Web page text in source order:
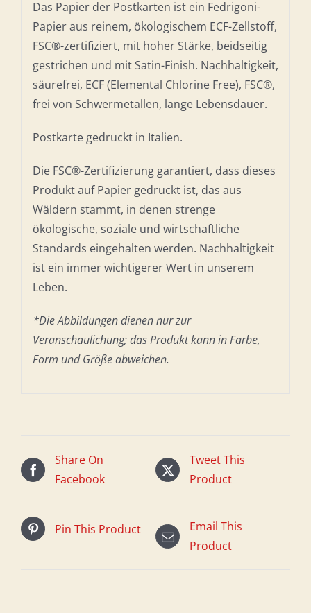
Das Papier der Postkarten ist ein Fedrigoni-
Papier aus reinem, ökologischem ECF-Zellstoff,
FSC®-zertifiziert, mit hoher Stärke, beidseitig
gestrichen und mit Satin-Finish. Nachhaltigkeit,
säurefrei, ECF (Elemental Chlorine Free), FSC®,
frei von Schwermetallen, lange Lebensdauer.
Postkarte gedruckt in Italien.
Die FSC®-Zertifizierung garantiert, dass dieses
Produkt auf Papier gedruckt ist, das aus
Wäldern stammt, in denen strenge
ökologische, soziale und wirtschaftliche
Standards eingehalten werden. Nachhaltigkeit
ist ein immer wichtigerer Wert in unserem
Leben.
*Die Abbildungen dienen nur zur
Veranschaulichung; das Produkt kann in Farbe,
Form und Größe abweichen.
Share On
Facebook
Tweet This
Product
Pin This Product
Email This
Product